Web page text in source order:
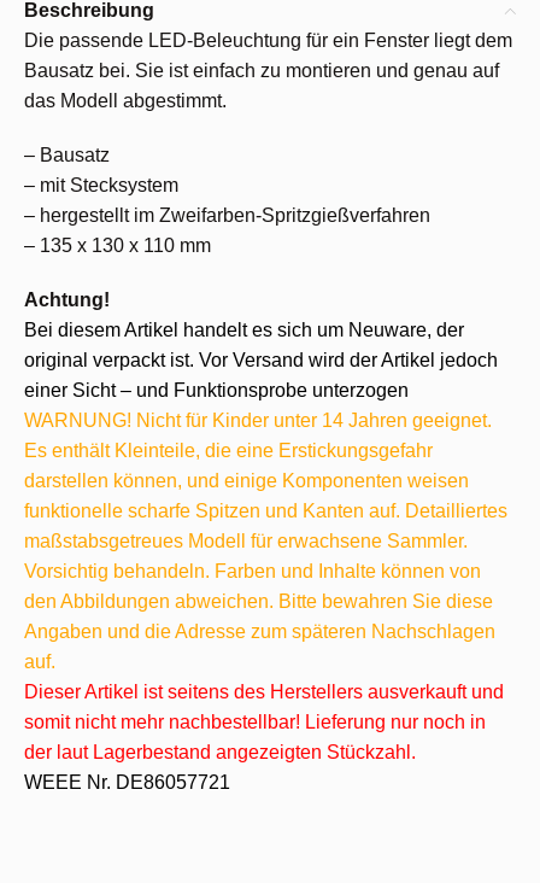
Beschreibung
Die passende LED-Beleuchtung für ein Fenster liegt dem
Bausatz bei. Sie ist einfach zu montieren und genau auf
das Modell abgestimmt.
– Bausatz
– mit Stecksystem
– hergestellt im Zweifarben-Spritzgießverfahren
– 135 x 130 x 110 mm
Achtung!
Bei diesem Artikel handelt es sich um Neuware, der
original verpackt ist. Vor Versand wird der Artikel jedoch
einer Sicht – und Funktionsprobe unterzogen
WARNUNG! Nicht für Kinder unter 14 Jahren geeignet.
Es enthält Kleinteile, die eine Erstickungsgefahr
darstellen können, und einige Komponenten weisen
funktionelle scharfe Spitzen und Kanten auf. Detailliertes
maßstabsgetreues Modell für erwachsene Sammler.
Vorsichtig behandeln. Farben und Inhalte können von
den Abbildungen abweichen. Bitte bewahren Sie diese
Angaben und die Adresse zum späteren Nachschlagen
auf.
Dieser Artikel ist seitens des Herstellers ausverkauft und
somit nicht mehr nachbestellbar! Lieferung nur noch in
der laut Lagerbestand angezeigten Stückzahl.
WEEE Nr. DE86057721